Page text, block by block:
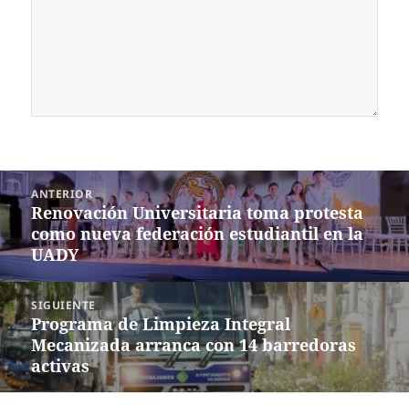
Navegación
de
entradas
ANTERIOR
Entrada
anterior:
Renovación Universitaria toma protesta
como nueva federación estudiantil en la
UADY
SIGUIENTE
Siguiente
entrada:
Programa de Limpieza Integral
Mecanizada arranca con 14 barredoras
activas